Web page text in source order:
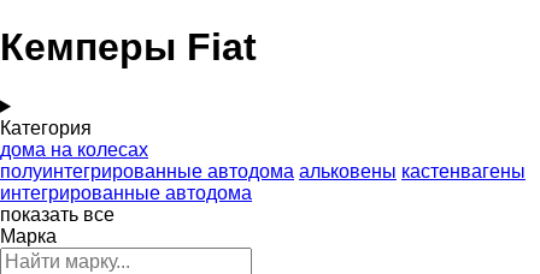
Кемперы Fiat
Категория
дома на колесах
полуинтегрированные автодома альковены кастенвагены
интегрированные автодома
показать все
Марка